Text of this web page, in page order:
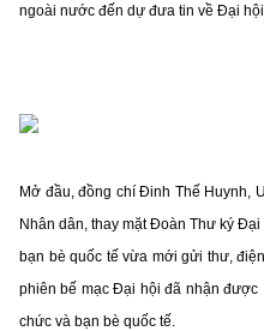
ngoài nước đến dự đưa tin về Đại hội.
Mở đầu, đồng chí Đinh Thế Huynh,
Nhân dân, thay mặt Đoàn Thư ký
bạn bè quốc tế vừa mới gửi thư,
phiên bế mạc Đại hội đã nhận
chức và bạn bè quốc tế.